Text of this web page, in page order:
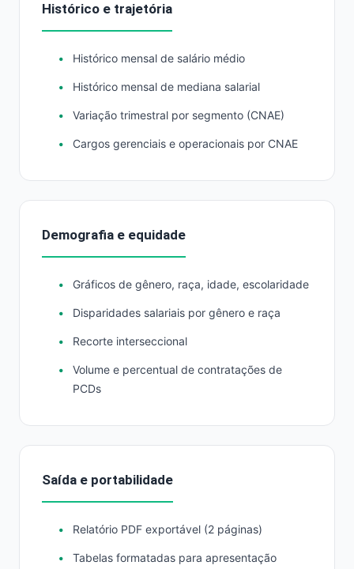
Histórico e trajetória
Histórico mensal de salário médio
Histórico mensal de mediana salarial
Variação trimestral por segmento (CNAE)
Cargos gerenciais e operacionais por CNAE
Demografia e equidade
Gráficos de gênero, raça, idade, escolaridade
Disparidades salariais por gênero e raça
Recorte interseccional
Volume e percentual de contratações de
PCDs
Saída e portabilidade
Relatório PDF exportável (2 páginas)
Tabelas formatadas para apresentação